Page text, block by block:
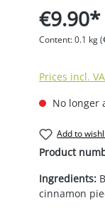
€9.90*
Content:0.1 kg
Prices incl.
No longer
Add to
Product
Ingredients:
cinnamon